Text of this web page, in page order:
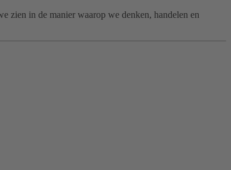
zien in de manier waarop we denken, handelen en